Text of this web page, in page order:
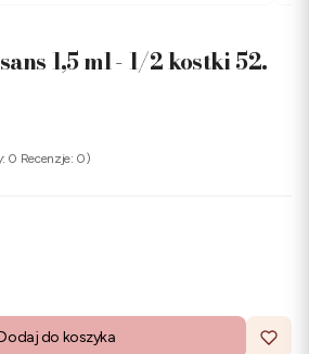
1,5 ml - 1/2 kostki 52.
0 Recenzje: 0)
do koszyka